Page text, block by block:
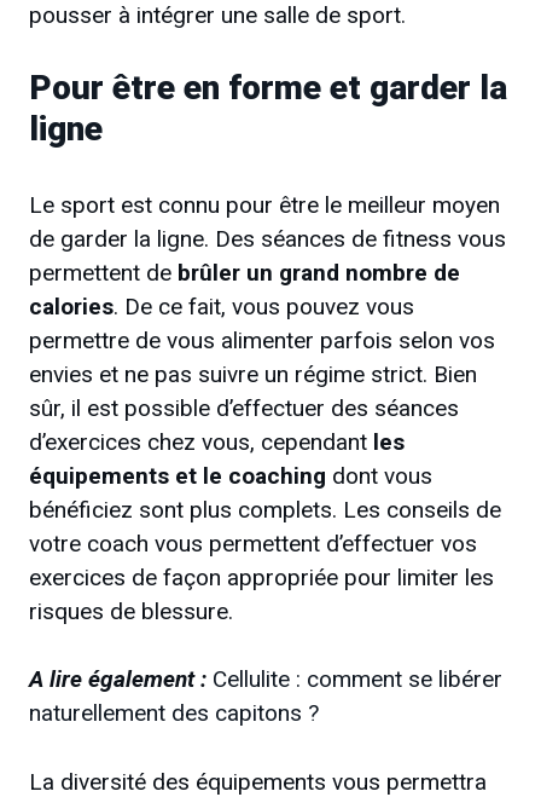
pousser à intégrer une salle de sport.
Pour être en forme et garder la
ligne
Le sport est connu pour être le meilleur moyen
de garder la ligne. Des séances de fitness vous
permettent de brûler un grand nombre de
calories. De ce fait, vous pouvez vous
permettre de vous alimenter parfois selon vos
envies et ne pas suivre un régime strict. Bien
sûr, il est possible d’effectuer des séances
d’exercices chez vous, cependant les
équipements et le coaching dont vous
bénéficiez sont plus complets. Les conseils de
votre coach vous permettent d’effectuer vos
exercices de façon appropriée pour limiter les
risques de blessure.
A lire également : Cellulite : comment se libérer
naturellement des capitons ?
La diversité des équipements vous permettra